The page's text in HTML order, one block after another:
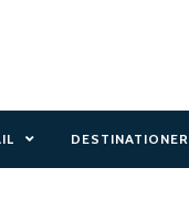
DESTINATIONER